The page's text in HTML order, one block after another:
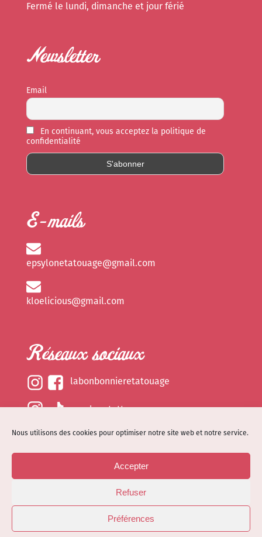
Nous utilisons des cookies pour optimiser notre site web et notre service.
Accepter
Refuser
Préférences
Fermé le lundi, dimanche et jour férié
Newsletter
Email
En continuant, vous acceptez la politique de
confidentialité
E-mails
epsylonetatouage@gmail.com
kloelicious@gmail.com
Réseaux sociaux
labonbonnieretatouage
epsylonetattoo
kloelicious_
Mentions légales
Politique de cookies (EU)
© Site web réalisé parDénode- Illustrations par
Kloelicioustattoo tous droits réservés